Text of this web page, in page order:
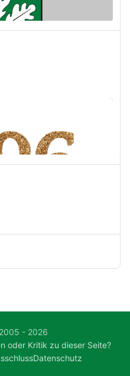
- 2026
oder Kritik zu dieser Seite?
Datenschutz